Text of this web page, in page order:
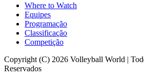
Where to Watch
Equipes
Programação
Classificação
Competição
Copyright (C) 2026 Volleyball World |
Reservados